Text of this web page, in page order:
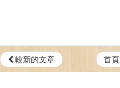
較新的文章 首頁